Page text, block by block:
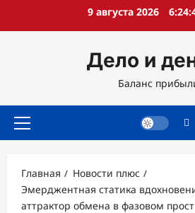
9 августа 2026
Дело и
Баланс
Основное
Главная
Новости плюс
Эмерджентная статика
аттрактор обмена в фазовом